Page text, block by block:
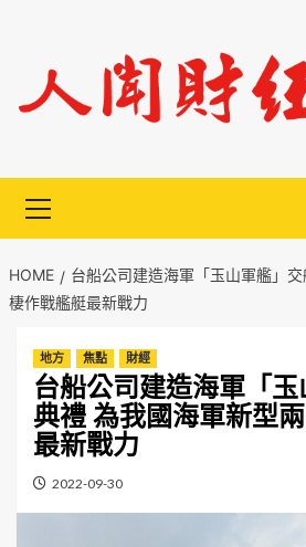
content
Menu
HOME
台船公司建造海軍「玉山軍艦」
棲作戰艦艇最新戰力
地方 焦點 財經
台船公司建造海軍「
典禮 為我國海軍新型
最新戰力
2022-09-30